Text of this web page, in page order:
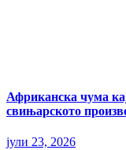
Африканска чума
свињарското
јули 23, 2026